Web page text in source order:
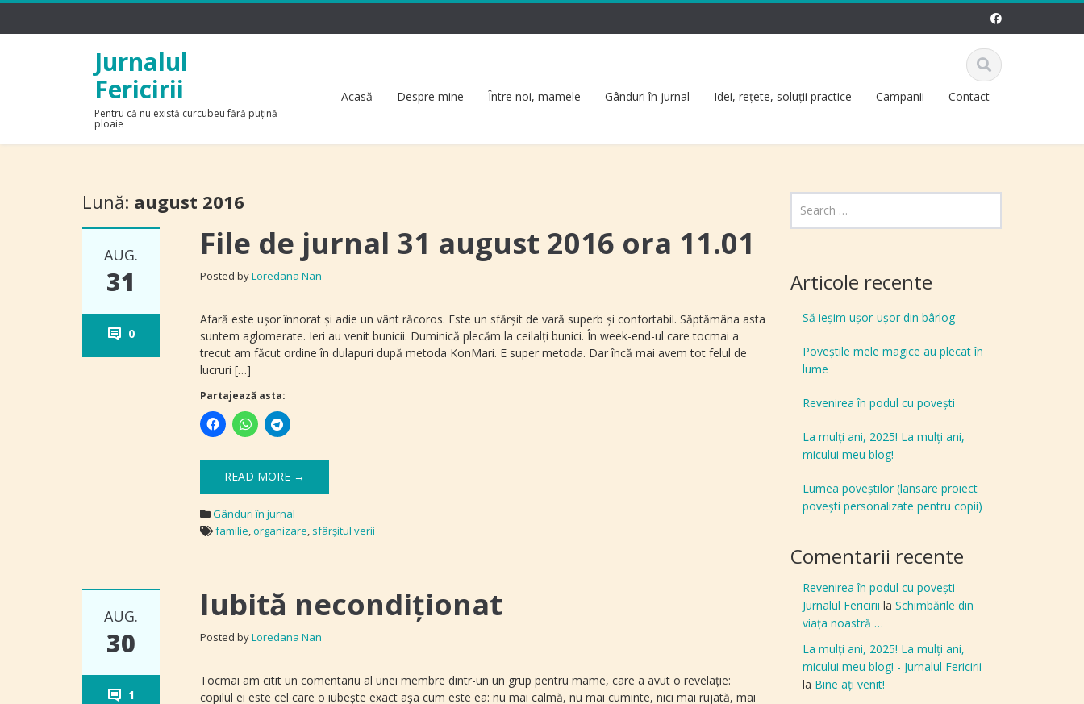
Jurnalul
Fericirii
Pentru că nu există curcubeu fără puțină
ploaie
Acasă Despre mine Între noi, mamele Gânduri în jurnal Idei, reţete, soluţii practice Campanii Contact
Lună: august 2016
AUG.
31
0
File de jurnal 31 august 2016 ora 11.01
Posted byLoredana Nan
Afară este uşor înnorat şi adie un vânt răcoros. Este un sfărşit de vară superb şi confortabil. Săptămâna asta
suntem aglomerate. Ieri au venit bunicii. Duminică plecăm la ceilalți bunici. În week-end-ul care tocmai a
trecut am făcut ordine în dulapuri după metoda KonMari. E super metoda. Dar încă mai avem tot felul de
lucruri […]
Partajează asta:
READ MORE →
Gânduri în jurnal
familie,organizare, sfârșitul verii
AUG.
30
1
Iubită necondiționat
Posted byLoredana Nan
Tocmai am citit un comentariu al unei membre dintr-un un grup pentru mame, care a avut o revelaţie:
copilul ei este cel care o iubeşte exact așa cum este ea: nu mai calmă, nu mai cuminte, nici mai rujată, mai
Articole recente
Să ieșim ușor-ușor din bârlog
Poveștile mele magice au plecat în
lume
Revenirea în podul cu povești
La mulți ani, 2025! La mulți ani,
micului meu blog!
Lumea poveștilor (lansare proiect
povești personalizate pentru copii)
Comentarii recente
Revenirea în podul cu povești -
Jurnalul Fericirii la Schimbările din
viața noastră …
La mulți ani, 2025! La mulți ani,
micului meu blog! - Jurnalul Fericirii
la Bine aţi venit!